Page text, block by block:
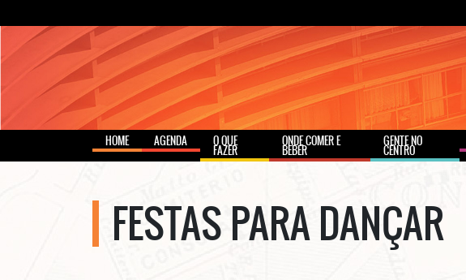
HOME AGENDA O QUE
FAZER
ONDE COMER E
BEBER
GENTE NO
CENTRO
FESTAS PARA DANÇAR